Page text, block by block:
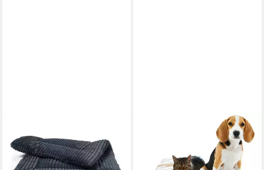
Tierdecke Harmony anthrazit,
gefütterte Hundedecke, 100%
Polyester, in verschiedenen
Tierdecke Heizdecke,
Wärmedecke für Hunde und
Katzen, Vlies, Selbstheizende